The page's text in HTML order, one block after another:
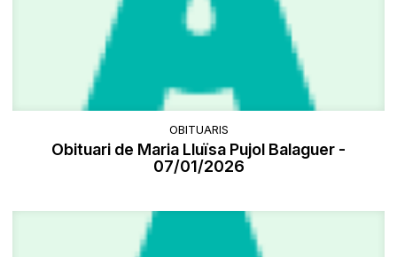
OBITUARIS
Obituari de Maria Lluïsa Pujol Balaguer -
07/01/2026